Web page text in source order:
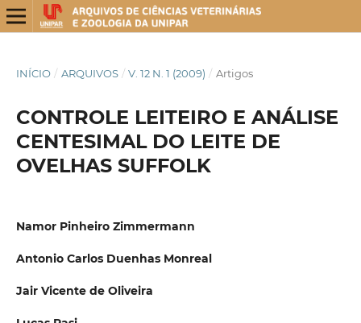
INÍCIO / ARQUIVOS / V. 12 N. 1 (2009) / Artigos
CONTROLE LEITEIRO E ANÁLISE
CENTESIMAL DO LEITE DE
OVELHAS SUFFOLK
Namor Pinheiro Zimmermann
Antonio Carlos Duenhas Monreal
Jair Vicente de Oliveira